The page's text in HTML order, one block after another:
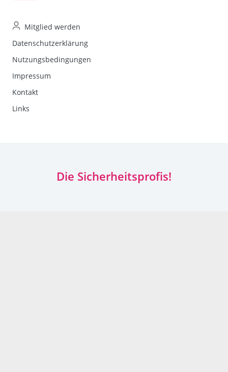
Mitglied werden
Datenschutzerklärung
Nutzungsbedingungen
Impressum
Kontakt
Links
Die Sicherheitsprofis!